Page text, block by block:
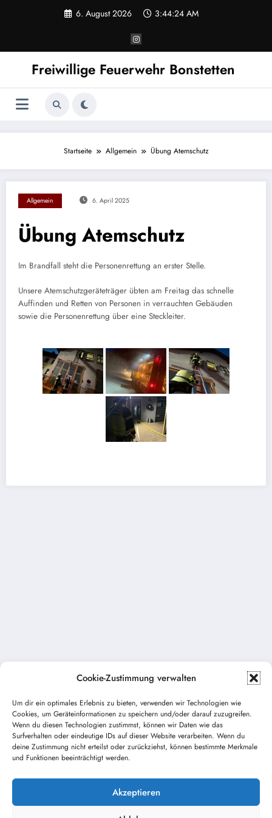
Cookie-Zustimmung verwalten
Um dir ein optimales Erlebnis zu bieten, verwenden wir Technologien wie
Cookies, um Geräteinformationen zu speichern und/oder darauf zuzugreifen.
Wenn du diesen Technologien zustimmst, können wir Daten wie das
Surfverhalten oder eindeutige IDs auf dieser Website verarbeiten. Wenn du
deine Zustimmung nicht erteilst oder zurückziehst, können bestimmte Merkmale
und Funktionen beeinträchtigt werden.
Akzeptieren
6. August 2026 3:44:24 AM
Freiwillige Feuerwehr Bonstetten
Startseite Allgemein Übung Atemschutz
Allgemein 6. April 2025
Übung Atemschutz
Im Brandfall steht die Personenrettung an erster Stelle.
Unsere Atemschutzgeräteträger übten am Freitag das schnelle
Auffinden und Retten von Personen in verrauchten Gebäuden
sowie die Personenrettung über eine Steckleiter.
Vorheriger Beitrag
Katastrophenschutz Übung
Nächster Beitrag
Maschinistenlehrgang erfolgreich